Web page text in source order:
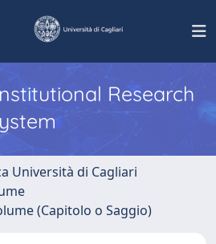
Research
Università di Cagliari
(Capitolo o Saggio)